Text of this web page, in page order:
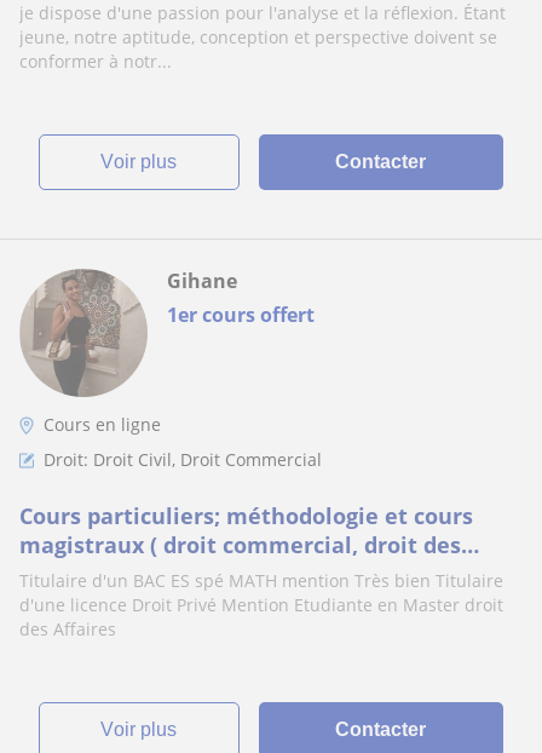
je dispose d'une passion pour l'analyse et la réflexion. Étant
jeune, notre aptitude, conception et perspective doivent se
conformer à notr...
voir plus Contacter
1er cours offert
Gihane
Cours en ligne
Droit: Droit Civil, Droit Commercial
Cours particuliers; méthodologie et cours
magistraux ( droit commercial, droit des
obligations, droit des successions et civil)
Titulaire d'un BAC ES spé MATH mention Très bien Titulaire
d'une licence Droit Privé Mention Etudiante en Master droit
des Affaires
voir plus Contacter